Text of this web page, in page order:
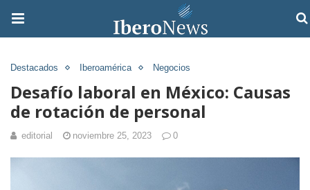
Destacados Iberoamérica Negocios
Desafío laboral en México: Causas
de rotación de personal
editorial noviembre 25, 2023 0